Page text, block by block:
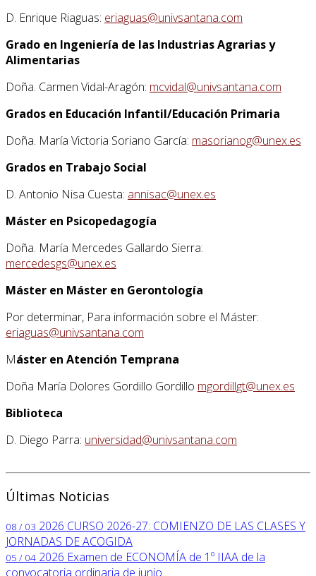
D. Enrique Riaguas: eriaguas@univsantana.com
Grado en Ingeniería de las Industrias Agrarias y
Alimentarias
Doña. Carmen Vidal-Aragón: mcvidal@univsantana.com
Grados en Educación Infantil/Educación Primaria
Doña. María Victoria Soriano García: masorianog@unex.es
Grados en Trabajo Social
D. Antonio Nisa Cuesta: annisac@unex.es
Máster en Psicopedagogía
Doña. María Mercedes Gallardo Sierra:
mercedesgs@unex.es
Máster en Máster en Gerontología
Por determinar, Para información sobre el Máster:
eriaguas@univsantana.com
Máster en Atención Temprana
Doña María Dolores Gordillo Gordillo mgordillgt@unex.es
Biblioteca
D. Diego Parra: universidad@univsantana.com
Últimas Noticias
08 / 03 2026 CURSO 2026-27: COMIENZO DE LAS CLASES Y
JORNADAS DE ACOGIDA
05 / 04 2026 Examen de ECONOMÍA de 1º IIAA de la
convocatoria ordinaria de junio